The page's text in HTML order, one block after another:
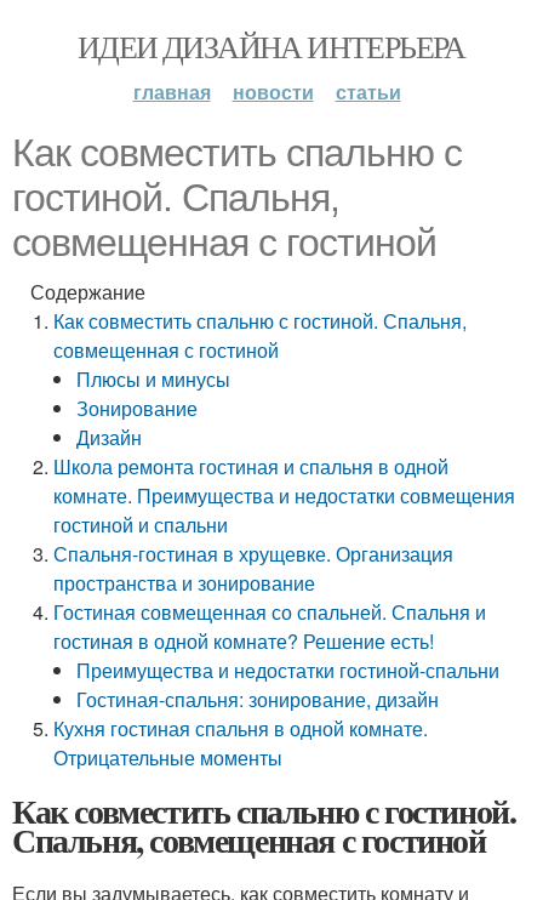
ИДЕИ ДИЗАЙНА ИНТЕРЬЕРА
главная новости статьи
Как совместить спальню с
гостиной. Спальня,
совмещенная с гостиной
Содержание
Как совместить спальню с гостиной. Спальня,
совмещенная с гостиной
Плюсы и минусы
Зонирование
Дизайн
Школа ремонта гостиная и спальня в одной
комнате. Преимущества и недостатки совмещения
гостиной и спальни
Спальня-гостиная в хрущевке. Организация
пространства и зонирование
Гостиная совмещенная со спальней. Спальня и
гостиная в одной комнате? Решение есть!
Преимущества и недостатки гостиной-спальни
Гостиная-спальня: зонирование, дизайн
Кухня гостиная спальня в одной комнате.
Отрицательные моменты
Как совместить спальню с гостиной.
Спальня, совмещенная с гостиной
Если вы задумываетесь, как совместить комнату и